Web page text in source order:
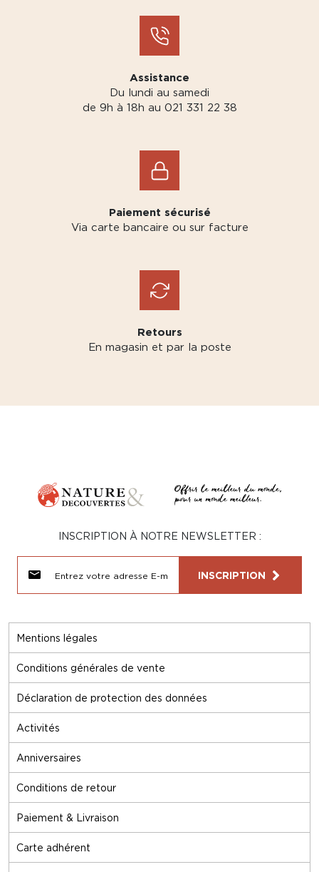
Assistance
Du lundi au samedi
de 9h à 18h au 021 331 22 38
Paiement sécurisé
Via carte bancaire ou sur facture
Retours
En magasin et par la poste
Mentions légales
Conditions générales de vente
Déclaration de protection des données
Activités
Anniversaires
Conditions de retour
Paiement & Livraison
Carte adhérent
INSCRIPTION À NOTRE NEWSLETTER :
INSCRIPTION